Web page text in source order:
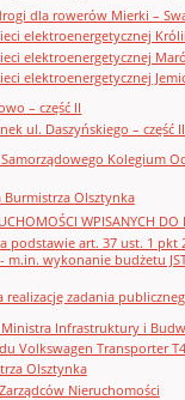
dla rowerów Mierki –
elektroenergetycznej
elektroenergetycznej
elektroenergetycznej
– część II
ul. Daszyńskiego – część
Kolegium
Olsztynka
WPISANYCH DO
podstawie art. 37 ust. 1 pkt
m.in. wykonanie budżetu
realizację zadania
Ministra Infrastruktury i
Volkswagen Transporter T4
Olsztynka
Nieruchomości